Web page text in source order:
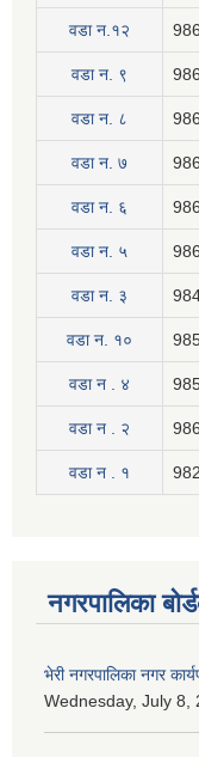
वडा न.१२
वडा न. ९
वडा न. ८
वडा न. ७
वडा न. ६
वडा न. ५
वडा न. ३
वडा न. १०
वडा न . ४
वडा न . २
वडा न . १
नगरपालिका
भेरी नगरपालिका नगर
Wednesday, July 8,